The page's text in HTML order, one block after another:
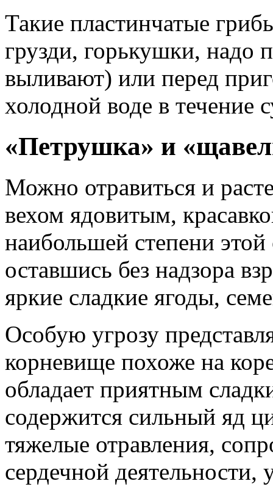
Такие пластинчатые
грузди, горькушки, надо
выливают) или перед
холодной воде в течение
«Петрушка» и
Можно отравиться и
вехом ядовитым,
наибольшей степени
оставшись без надзора
яркие сладкие ягоды,
Особую угрозу
корневище похоже на
обладает приятным
содержится сильный яд
тяжелые отравления,
сердечной деятельности,